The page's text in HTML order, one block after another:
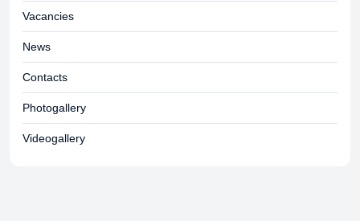
Vacancies
News
Contacts
Photogallery
Videogallery